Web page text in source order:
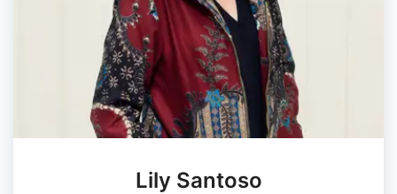
Lily Santoso